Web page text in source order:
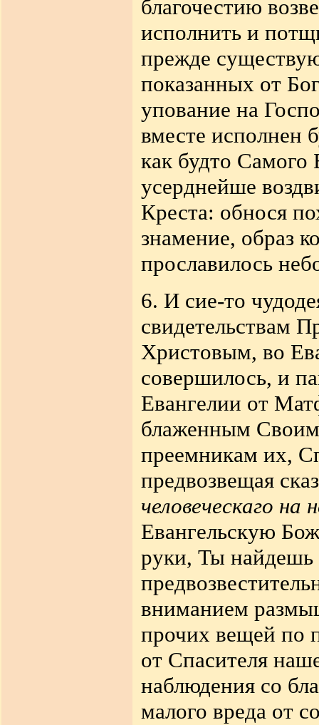
благочестию
исполнить и
прежде
показанных от
упование на
вместе исполнен
как будто
усерднейше
Креста: обнося
знамение, образ
прославилось
6. И сие-то
свидетельствам
Христовым, во
совершилось, и
Евангелии от
блаженным Своим
преемникам их,
предвозвещая
человеческаго на
Евангельскую
руки, Ты
вниманием
прочих вещей по
от Спасителя
наблюдения со
малого вреда от